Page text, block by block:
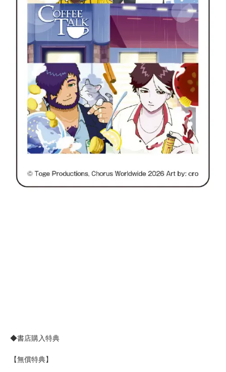
◆書店購入特典
【無償特典】